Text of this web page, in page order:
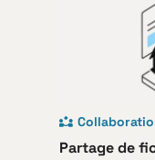
Partage de